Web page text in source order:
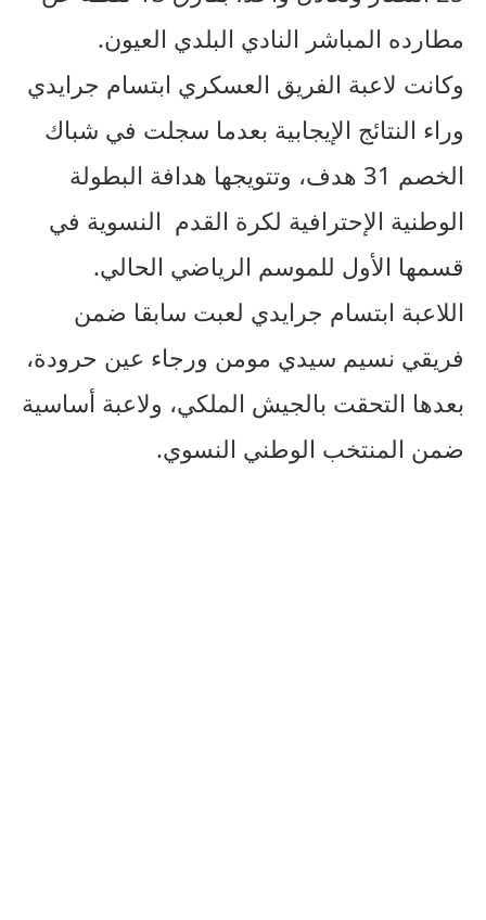
مطارده المباشر النادي البلدي العيون.
وكانت لاعبة الفريق العسكري ابتسام جرايدي
وراء النتائج الإيجابية بعدما سجلت في شباك
الخصم 31 هدف، وتتويجها هدافة البطولة
الوطنية الإحترافية لكرة القدم النسوية في
قسمها الأول للموسم الرياضي الحالي.
اللاعبة ابتسام جرايدي لعبت سابقا ضمن
فريقي نسيم سيدي مومن ورجاء عين حرودة،
بعدها التحقت بالجيش الملكي، ولاعبة أساسية
ضمن المنتخب الوطني النسوي.